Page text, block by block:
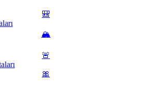
🎒
🏔️
🚨
🎀